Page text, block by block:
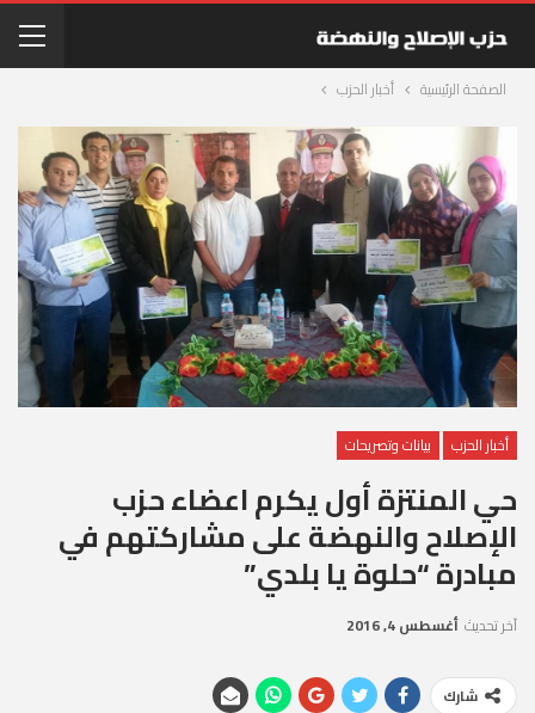
الصفحة الرئيسية أخبار الحزب
أخبار الحزب بيانات وتصريحات
حي المنتزة أول يكرم اعضاء حزب
الإصلاح والنهضة على مشاركتهم في
مبادرة “حلوة يا بلدي”
آخر تحديث أغسطس 4, 2016
شارك